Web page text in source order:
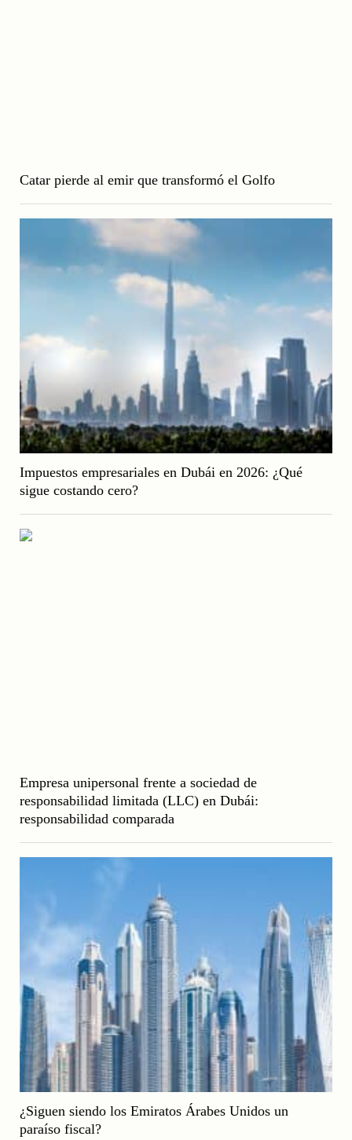
Catar pierde al emir que transformó el Golfo
Impuestos empresariales en Dubái en 2026: ¿Qué
sigue costando cero?
Empresa unipersonal frente a sociedad de
responsabilidad limitada (LLC) en Dubái:
responsabilidad comparada
¿Siguen siendo los Emiratos Árabes Unidos un
paraíso fiscal?